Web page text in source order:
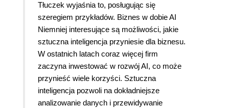
się zmieniał świat, najpierw używano koni, jako
siły transportowej, jako środka lokomocji, a potem
zastąpiono je samochodami. O rywalizacji Stanow
Zjednoczonych i Związku Radzieckiego, co omal
nie rozpętali trzeciej wojny światowej, ktora miała
być już nuklearną Jak widzicie nowoczesność
taka cudowna nie jest, a w połączeniu ze sztuczną
inteligencją stanowi wielką broń. Wrażenie na mnie
zrobił Fedor. Są zdjęcia, lecz nie zdradzę, co to
Tłuczek wyjaśnia to, posługując się
szeregiem przykładów. Biznes w dobie AI
Niemniej interesujące są możliwości, jakie
sztuczna inteligencja przyniesie dla biznesu.
W ostatnich latach coraz więcej firm
zaczyna inwestować w rozwój AI, co może
przynieść wiele korzyści. Sztuczna
inteligencja pozwoli na dokładniejsze
analizowanie danych i przewidywanie